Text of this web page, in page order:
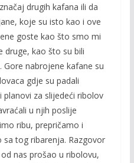
drugih kafana ili da
koje su isto kao i ove
goste kao što smo mi
druge, kao što su bili
Gore nabrojene kafane su
gdje su padali
za slijedeći ribolov
u njih poslije
ribu, prepričamo i
tog ribarenja. Razgovor
nas prošao u ribolovu,